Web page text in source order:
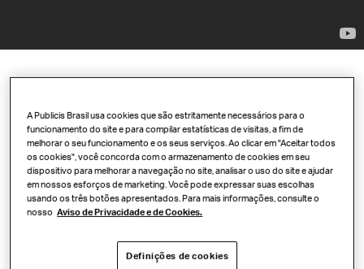
O MUNDO
PRECISA DE
MAIS COLO
A Publicis Brasil usa cookies que são estritamente necessários para o
funcionamento do site e para compilar estatísticas de visitas, a fim de
melhorar o seu funcionamento e os seus serviços. Ao clicar em "Aceitar todos
os cookies", você concorda com o armazenamento de cookies em seu
dispositivo para melhorar a navegação no site, analisar o uso do site e ajudar
em nossos esforços de marketing. Você pode expressar suas escolhas
usando os três botões apresentados. Para mais informações, consulte o
nosso Aviso de Privacidade e de Cookies.
Definições de cookies